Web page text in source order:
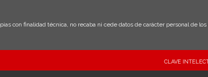
con finalidad técnica, no recaba ni cede datos de carácter personal de
CLAVE